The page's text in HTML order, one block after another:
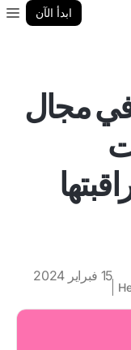
ابدأ الآن
في مجال
15 فبراير 2024